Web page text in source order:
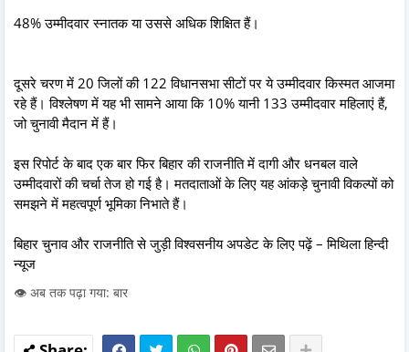
48% उम्मीदवार स्नातक या उससे अधिक शिक्षित हैं।
दूसरे चरण में 20 जिलों की 122 विधानसभा सीटों पर ये उम्मीदवार किस्मत आजमा
रहे हैं। विश्लेषण में यह भी सामने आया कि 10% यानी 133 उम्मीदवार महिलाएं हैं,
जो चुनावी मैदान में हैं।
इस रिपोर्ट के बाद एक बार फिर बिहार की राजनीति में दागी और धनबल वाले
उम्मीदवारों की चर्चा तेज हो गई है। मतदाताओं के लिए यह आंकड़े चुनावी विकल्पों को
समझने में महत्वपूर्ण भूमिका निभाते हैं।
बिहार चुनाव और राजनीति से जुड़ी विश्वसनीय अपडेट के लिए पढ़ें – मिथिला हिन्दी
न्यूज
👁️ अब तक पढ़ा गया: बार